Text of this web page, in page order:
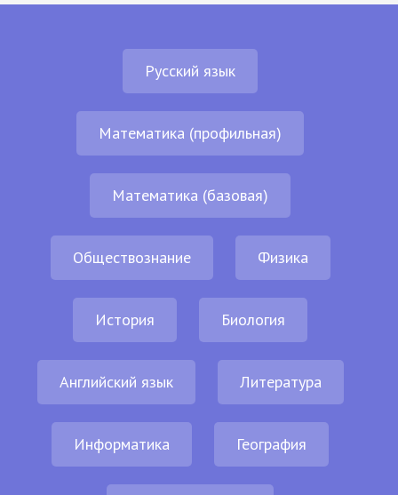
Русский язык
Математика (профильная)
Математика (базовая)
Обществознание Физика
История Биология
Английский язык Литература
Информатика География